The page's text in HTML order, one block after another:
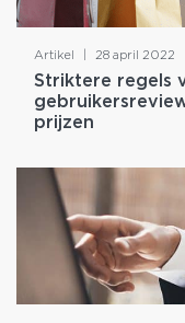
Artikel 28 april 2022
Striktere regels
prijzen